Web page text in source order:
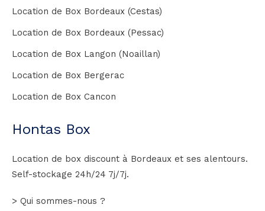
Location de Box Bordeaux (Cestas)
Location de Box Bordeaux (Pessac)
Location de Box Langon (Noaillan)
Location de Box Bergerac
Location de Box Cancon
Hontas Box
Location de box discount à Bordeaux et ses alentours.
Self-stockage 24h/24 7j/7j.
> Qui sommes-nous ?